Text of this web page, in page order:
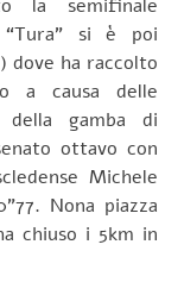
la semifinale
si è poi
dove ha raccolto
a causa delle
della gamba di
ottavo con
Michele
Nona piazza
chiuso i 5km in